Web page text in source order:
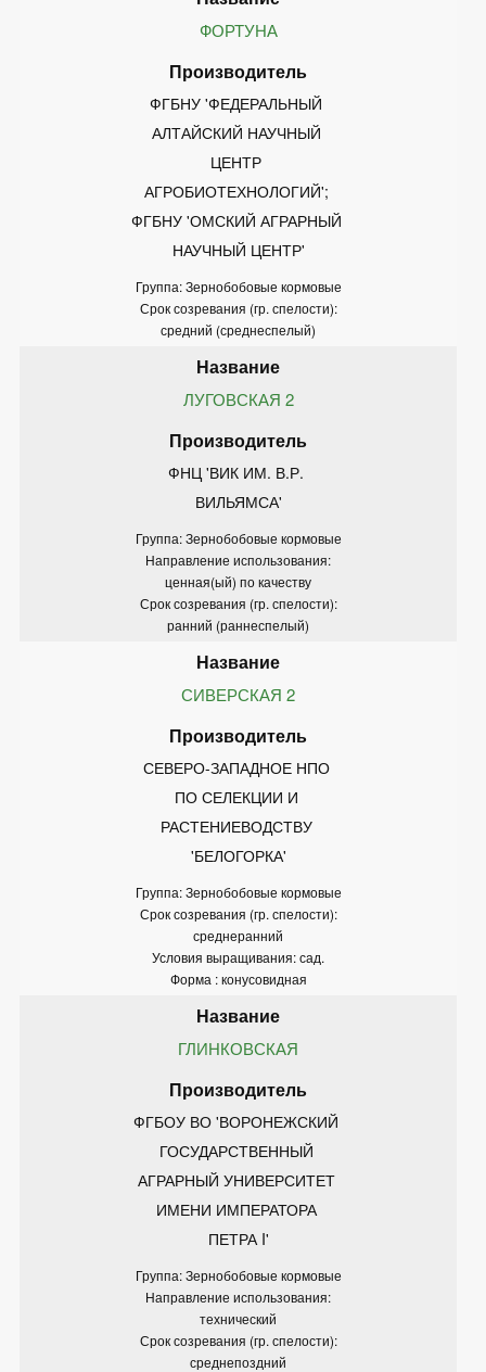
ФОРТУНА
ФГБНУ 'ФЕДЕРАЛЬНЫЙ
АЛТАЙСКИЙ НАУЧНЫЙ
ЦЕНТР
АГРОБИОТЕХНОЛОГИЙ';
ФГБНУ 'ОМСКИЙ АГРАРНЫЙ
НАУЧНЫЙ ЦЕНТР'
Группа: Зернобобовые кормовые
Срок созревания (гр. спелости):
средний (среднеспелый)
ЛУГОВСКАЯ 2
ФНЦ 'ВИК ИМ. В.Р.
ВИЛЬЯМСА'
Группа: Зернобобовые кормовые
Направление использования:
ценная(ый) по качеству
Срок созревания (гр. спелости):
ранний (раннеспелый)
СИВЕРСКАЯ 2
СЕВЕРО-ЗАПАДНОЕ НПО
ПО СЕЛЕКЦИИ И
РАСТЕНИЕВОДСТВУ
'БЕЛОГОРКА'
Группа: Зернобобовые кормовые
Срок созревания (гр. спелости):
среднеранний
Условия выращивания: сад.
Форма : конусовидная
ГЛИНКОВСКАЯ
ФГБОУ ВО 'ВОРОНЕЖСКИЙ
ГОСУДАРСТВЕННЫЙ
АГРАРНЫЙ УНИВЕРСИТЕТ
ИМЕНИ ИМПЕРАТОРА
ПЕТРА I'
Группа: Зернобобовые кормовые
Направление использования:
технический
Срок созревания (гр. спелости):
среднепоздний